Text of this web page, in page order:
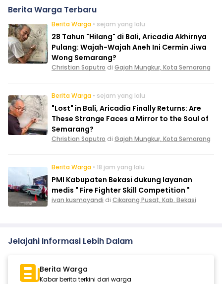
Berita Warga Terbaru
Berita Warga • sejam yang lalu
28 Tahun "Hilang" di Bali, Aricadia Akhirnya
Pulang: Wajah-Wajah Aneh Ini Cermin Jiwa
Wong Semarang?
Christian Saputro di Gajah Mungkur, Kota Semarang
Berita Warga • sejam yang lalu
"Lost" in Bali, Aricadia Finally Returns: Are
These Strange Faces a Mirror to the Soul of
Semarang?
Christian Saputro di Gajah Mungkur, Kota Semarang
Berita Warga • 18 jam yang lalu
PMI Kabupaten Bekasi dukung layanan
medis " Fire Fighter Skill Competition "
ivan kusmayandi di Cikarang Pusat, Kab. Bekasi
Jelajahi Informasi Lebih Dalam
Berita Warga
Kabar berita terkini dari warga